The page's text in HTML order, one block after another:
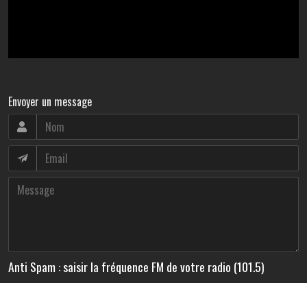
Envoyer un message
Anti Spam : saisir la fréquence FM de votre radio (101.5)